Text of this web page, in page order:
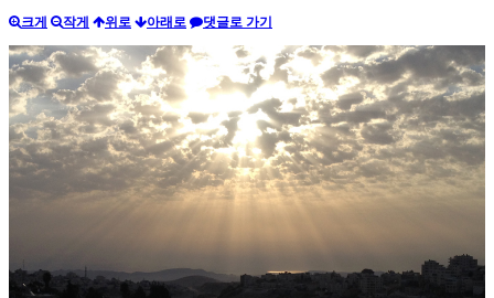
크게 작게 위로 아래로 댓글로 가기